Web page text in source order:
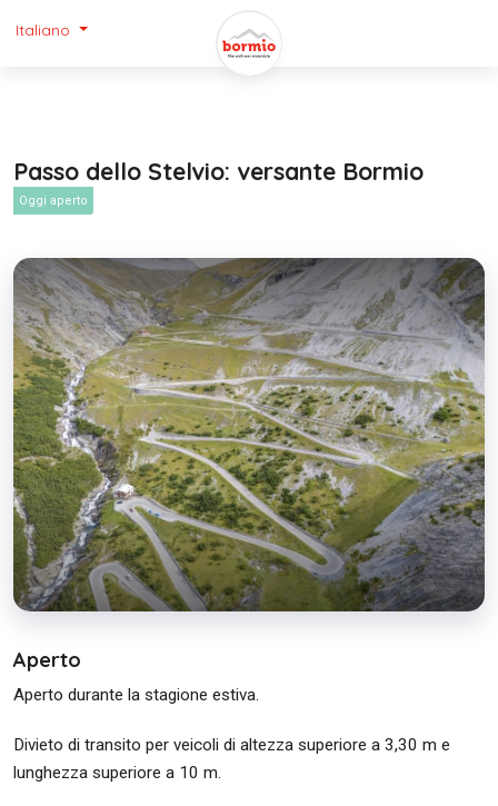
Italiano
Passo dello Stelvio: versante Bormio
Oggi aperto
Aperto
Aperto durante la stagione estiva.
Divieto di transito per veicoli di altezza superiore a 3,30 m e
lunghezza superiore a 10 m.